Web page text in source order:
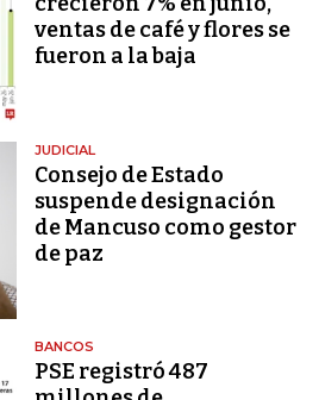
ventas de café y flores se
fueron a la baja
JUDICIAL
Consejo de Estado
suspende designación
de Mancuso como gestor
de paz
BANCOS
PSE registró 487